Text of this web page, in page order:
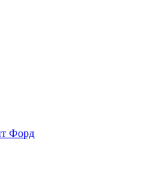
Форд